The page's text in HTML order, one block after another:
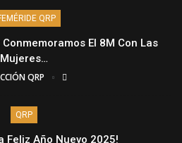
QRP
El 8M Con Las
Mujeres…
QRP
QRP
Feliz Año Nuevo 2025!